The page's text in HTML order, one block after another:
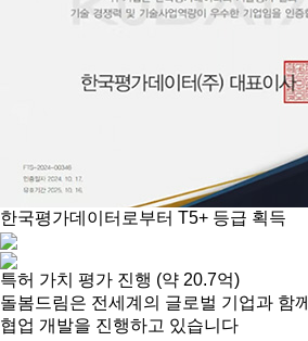
한국평가데이터로부터 T5+ 등급 획득
특허 가치 평가 진행 (약 20.7억)
돌봄드림은 전세계의 글로벌 기업과 함께
협업 개발을 진행하고 있습니다